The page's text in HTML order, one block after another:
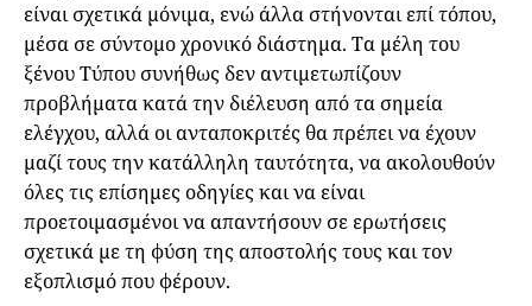
είναι σχετικά μόνιμα, ενώ άλλα στήνονται επί τόπου,
μέσα σε σύντομο χρονικό διάστημα. Τα μέλη του
ξένου Τύπου συνήθως δεν αντιμετωπίζουν
προβλήματα κατά την διέλευση από τα σημεία
ελέγχου, αλλά οι ανταποκριτές θα πρέπει να έχουν
μαζί τους την κατάλληλη ταυτότητα, να ακολουθούν
όλες τις επίσημες οδηγίες και να είναι
προετοιμασμένοι να απαντήσουν σε ερωτήσεις
σχετικά με τη φύση της αποστολής τους και τον
εξοπλισμό που φέρουν.